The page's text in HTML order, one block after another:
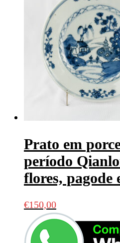
Prato em
período
flores, pagode
€150,00